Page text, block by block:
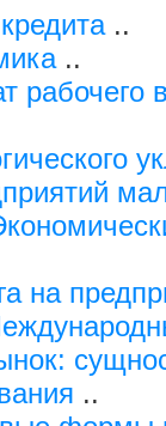
..
..
рабочего
на
..